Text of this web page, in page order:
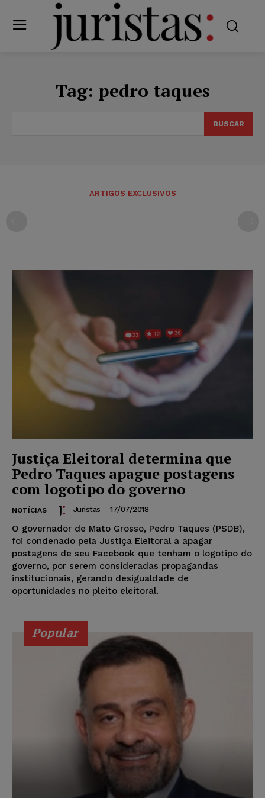
Tag: pedro taques
BUSCAR
ARTIGOS EXCLUSIVOS
Justiça Eleitoral determina que
Pedro Taques apague postagens
com logotipo do governo
NOTÍCIAS Juristas - 17/07/2018
O governador de Mato Grosso, Pedro Taques (PSDB),
foi condenado pela Justiça Eleitoral a apagar
postagens de seu Facebook que tenham o logotipo do
governo, por serem consideradas propagandas
institucionais, gerando desigualdade de
oportunidades no pleito eleitoral.
Popular